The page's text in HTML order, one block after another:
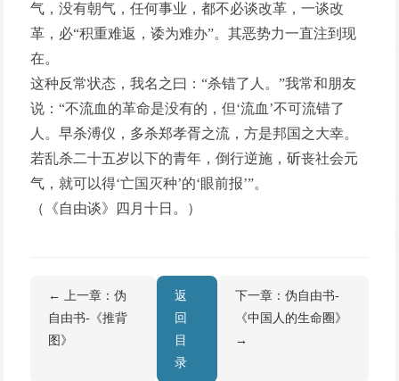
气，没有朝气，任何事业，都不必谈改革，一谈改
革，必“积重难返，诿为难办”。其恶势力一直注到现
在。
这种反常状态，我名之曰：“杀错了人。”我常和朋友
说：“不流血的革命是没有的，但‘流血’不可流错了
人。早杀溥仪，多杀郑孝胥之流，方是邦国之大幸。
若乱杀二十五岁以下的青年，倒行逆施，斫丧社会元
气，就可以得‘亡国灭种’的‘眼前报’”。
（《自由谈》四月十日。）
← 上一章：伪
自由书-《推背
图》
返
回
目
录
下一章：伪自由书-
《中国人的生命圈》
→